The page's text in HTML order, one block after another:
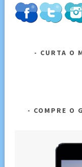
CURTA O
COMPRE O